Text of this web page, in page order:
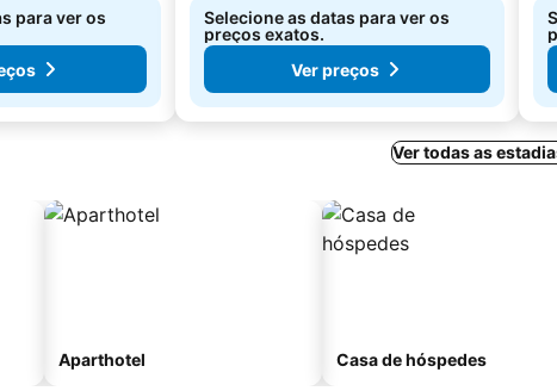
para ver os
Selecione as datas para ver os
preços exatos.
Ver preços
Ver todas as
Aparthotel Casa de hóspedes